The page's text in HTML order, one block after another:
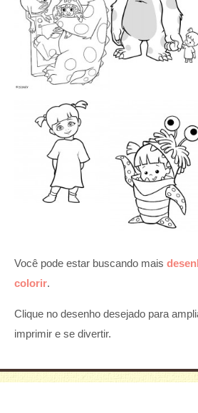
Você pode estar buscando mais
colorir.
Clique no desenho desejado para
imprimir e se divertir.